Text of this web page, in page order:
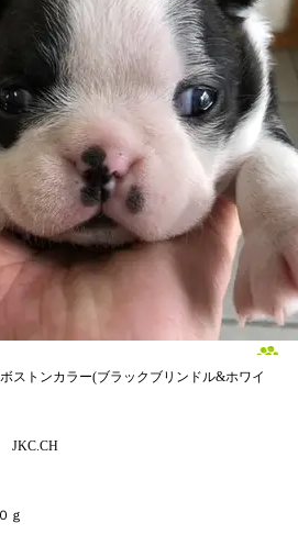
ストンカラー(ブラックブリンドル&ホワイ
JKC.CH
ｇ